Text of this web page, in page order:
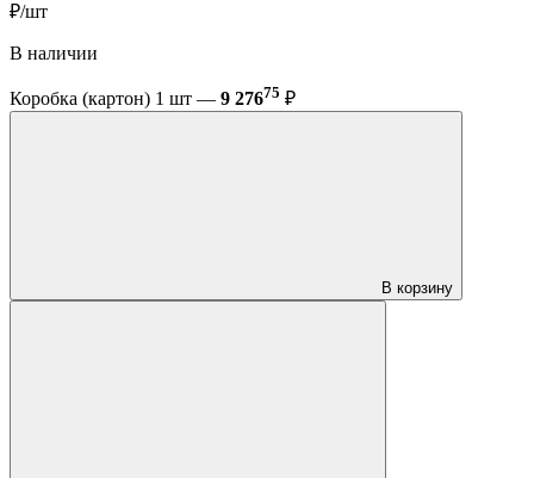
₽/шт
В наличии
Коробка (картон) 1 шт — 9 27675 ₽
В корзину